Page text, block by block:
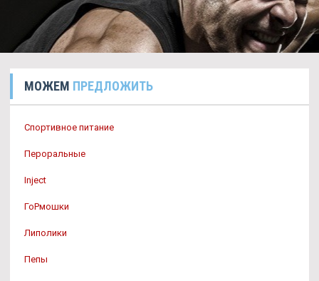
МОЖЕМ ПРЕДЛОЖИТЬ
Спортивное питание
Пероральные
Inject
ГоРмошки
Липолики
Пепы